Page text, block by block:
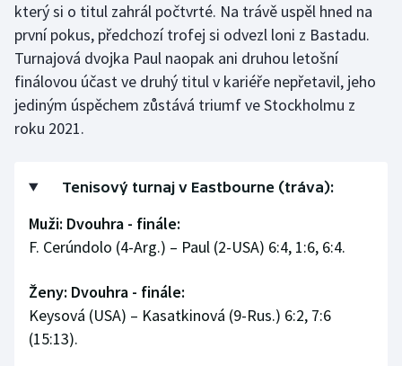
Judo
Krasobruslení
Lezení
Moderní pětiboj
Motorsport
Parasport
který si o titul zahrál počtvrté. Na trávě uspěl hned na
první pokus, předchozí trofej si odvezl loni z Bastadu.
Turnajová dvojka Paul naopak ani druhou letošní
finálovou účast ve druhý titul v kariéře nepřetavil, jeho
jediným úspěchem zůstává triumf ve Stockholmu z
roku 2021.
Tenisový turnaj v Eastbourne (tráva):
Muži: Dvouhra - finále:
F. Cerúndolo (4-Arg.) – Paul (2-USA) 6:4, 1:6, 6:4.
Ženy: Dvouhra - finále:
Keysová (USA) – Kasatkinová (9-Rus.) 6:2, 7:6
(15:13).